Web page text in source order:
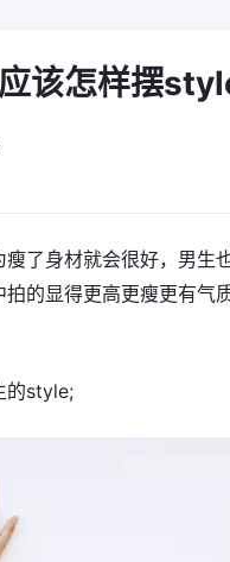
该怎样摆
了身材就会很好，男生
的显得更高更瘦更有气
的style;